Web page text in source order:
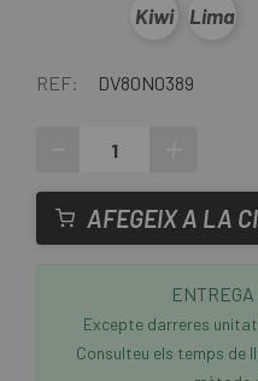
Kiwi Lima
REF: DV80N0389
AFEGEIX A LA
Excepte darreres
Consulteu els temps de